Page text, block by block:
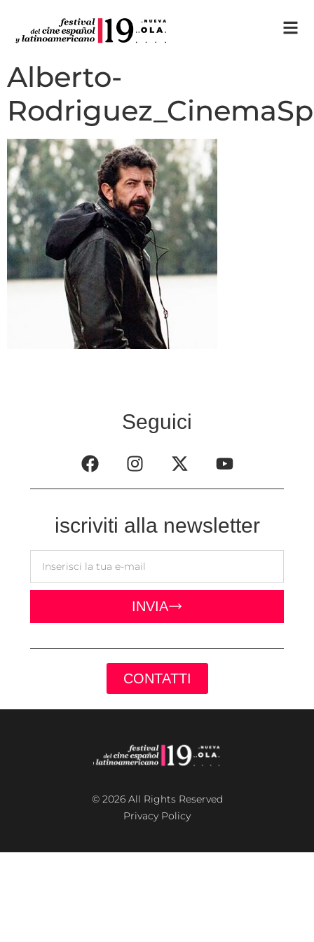
Alberto-
Seguici
iscriviti alla newsletter
INVIA
CONTATTI
© 2026 All Rights Reserved
Privacy Policy